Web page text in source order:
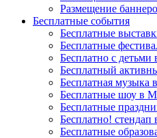
Размещение
Бесплатные события
Бесплатные
Бесплатные
Бесплатно с детьми
Бесплатный
Бесплатная музыка
Бесплатные шоу в
Бесплатные
Бесплатно! стендап
Бесплатные